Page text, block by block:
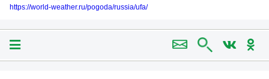
https://world-weather.ru/pogoda/russia/ufa/